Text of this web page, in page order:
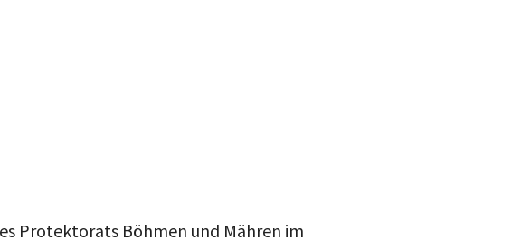
Protektorats Böhmen und Mähren im